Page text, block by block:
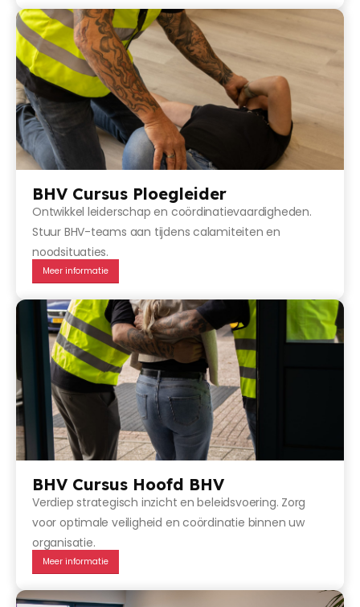
BHV Cursus Ploegleider
Ontwikkel leiderschap en coördinatievaardigheden.
Stuur BHV-teams aan tijdens calamiteiten en
noodsituaties.
Meer informatie
BHV Cursus Hoofd BHV
Verdiep strategisch inzicht en beleidsvoering. Zorg
voor optimale veiligheid en coördinatie binnen uw
organisatie.
Meer informatie